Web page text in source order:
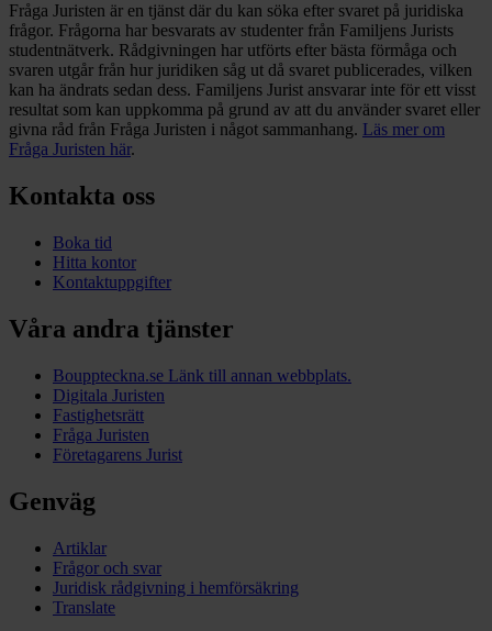
Fråga Juristen är en tjänst där du kan söka efter svaret på juridiska
frågor. Frågorna har besvarats av studenter från Familjens Jurists
studentnätverk. Rådgivningen har utförts efter bästa förmåga och
svaren utgår från hur juridiken såg ut då svaret publicerades, vilken
kan ha ändrats sedan dess. Familjens Jurist ansvarar inte för ett visst
resultat som kan uppkomma på grund av att du använder svaret eller
givna råd från Fråga Juristen i något sammanhang. Läs mer om
Fråga Juristen här.
Kontakta oss
Boka tid
Hitta kontor
Kontaktuppgifter
Våra andra tjänster
Bouppteckna.se Länk till annan webbplats.
Digitala Juristen
Fastighetsrätt
Fråga Juristen
Företagarens Jurist
Genväg
Artiklar
Frågor och svar
Juridisk rådgivning i hemförsäkring
Translate